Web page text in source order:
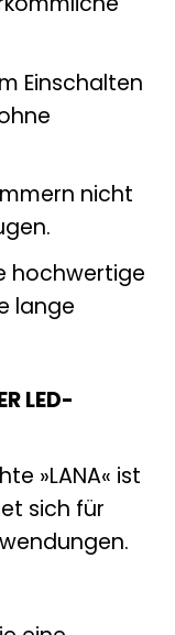
Einschalten
nicht
hochwertige
lange
LED-
»LANA« ist
sich für